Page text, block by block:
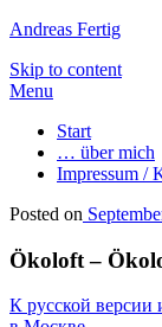
Andreas Fertig
Skip to content
Menu
Start
… über mich
Impressum /
Posted on
Ökoloft –
К русской версии